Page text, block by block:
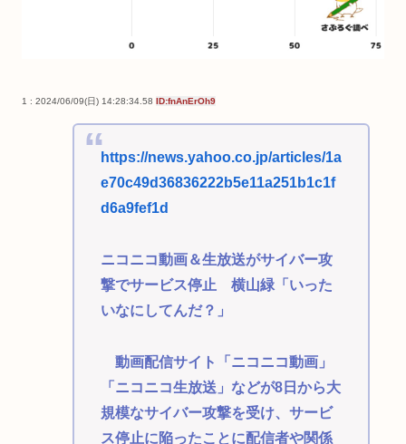
1 : 2024/06/09(日) 14:28:34.58 ID:fnAnErOh9
https://news.yahoo.co.jp/articles/1a
e70c49d36836222b5e11a251b1c1f
d6a9fef1d
ニコニコ動画＆生放送がサイバー攻
撃でサービス停止 横山緑「いった
いなにしてんだ？」
動画配信サイト「ニコニコ動画」
「ニコニコ生放送」などが8日から大
規模なサイバー攻撃を受け、サービ
ス停止に陥ったことに配信者や関係